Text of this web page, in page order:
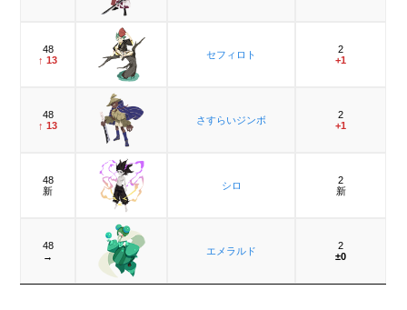
48
↑ 13
セフィロト
2
+1
48
↑ 13
さすらいジンボ
2
+1
48
新
シロ
2
新
48
→
エメラルド
2
±0